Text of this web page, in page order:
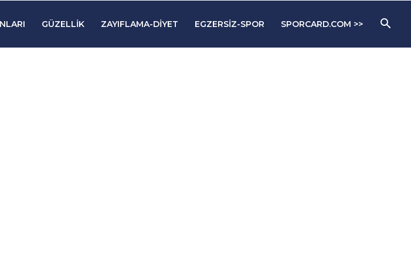
GÜZELLIK ZAYIFLAMA-DIYET EGZERSIZ-SPOR SPORCARD.COM >>